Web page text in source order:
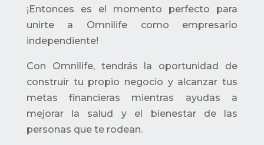
¡Entonces es el momento perfecto para
unirte a Omnilife como empresario
independiente!
Con Omnilife, tendrás la oportunidad de
construir tu propio negocio y alcanzar tus
metas financieras mientras ayudas a
mejorar la salud y el bienestar de las
personas que te rodean.